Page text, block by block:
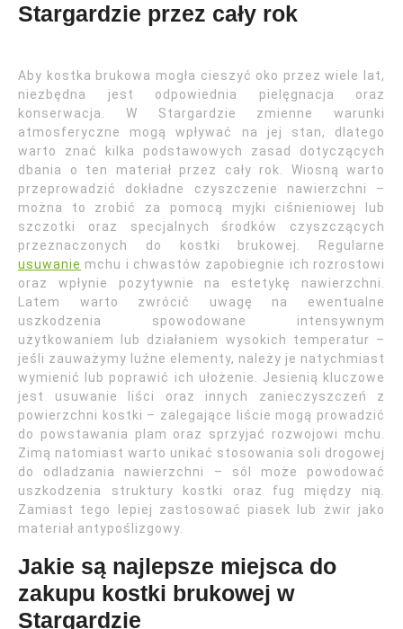
Stargardzie przez cały rok
Aby kostka brukowa mogła cieszyć oko przez wiele lat,
niezbędna jest odpowiednia pielęgnacja oraz
konserwacja. W Stargardzie zmienne warunki
atmosferyczne mogą wpływać na jej stan, dlatego
warto znać kilka podstawowych zasad dotyczących
dbania o ten materiał przez cały rok. Wiosną warto
przeprowadzić dokładne czyszczenie nawierzchni –
można to zrobić za pomocą myjki ciśnieniowej lub
szczotki oraz specjalnych środków czyszczących
przeznaczonych do kostki brukowej. Regularne
usuwanie mchu i chwastów zapobiegnie ich rozrostowi
oraz wpłynie pozytywnie na estetykę nawierzchni.
Latem warto zwrócić uwagę na ewentualne
uszkodzenia spowodowane intensywnym
użytkowaniem lub działaniem wysokich temperatur –
jeśli zauważymy luźne elementy, należy je natychmiast
wymienić lub poprawić ich ułożenie. Jesienią kluczowe
jest usuwanie liści oraz innych zanieczyszczeń z
powierzchni kostki – zalegające liście mogą prowadzić
do powstawania plam oraz sprzyjać rozwojowi mchu.
Zimą natomiast warto unikać stosowania soli drogowej
do odladzania nawierzchni – sól może powodować
uszkodzenia struktury kostki oraz fug między nią.
Zamiast tego lepiej zastosować piasek lub żwir jako
materiał antypoślizgowy.
Jakie są najlepsze miejsca do
zakupu kostki brukowej w
Stargardzie